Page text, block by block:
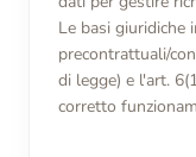
Le basi giuridiche
precontrattuali/
di legge) e l'art.
corretto